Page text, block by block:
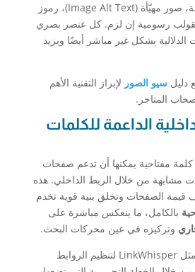
واضحة، فراغات مناسبة، صور مهيّأة (Image Alt Text)، رموز
نقولب رسومية إن لزم. كل عنصر بصري
بشكل غير مباشر أيضًا ويزيد
دليل سيو الصور لإبراز التقنية الأهم
المتاجر.
الداعمة للكلمات
مفتاحية يمكنها أن تدعم صفحات
مشابهة من خلال الربط الداخلي. هذه
قيمة الصفحات وتخلق بنية قوية تخدم
بالكامل، ما ينعكس مباشرة على
وتركيزه في عين محركات البحث.
جرب استخدام أدوات مثل LinkWhisper لتنظيم الروابط